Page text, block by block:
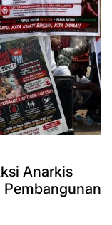
Anarkis
Pembangunan